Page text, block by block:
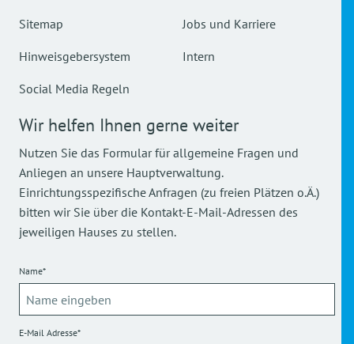
Sitemap
Hinweisgebersystem
Social Media Regeln
Jobs und Karriere
Intern
Wir helfen Ihnen gerne weiter
Nutzen Sie das Formular für allgemeine Fragen und
Anliegen an unsere Hauptverwaltung.
Einrichtungsspezifische Anfragen (zu freien Plätzen o.Ä.)
bitten wir Sie über die Kontakt-E-Mail-Adressen des
jeweiligen Hauses zu stellen.
Name*
E-Mail Adresse*